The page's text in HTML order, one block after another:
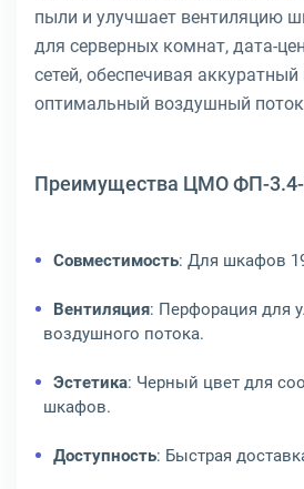
пыли и улучшает вентиляцию
для серверных комнат, дата-
сетей, обеспечивая аккуратный
оптимальный воздушный
Преимущества ЦМО ФП-
Совместимость: Для шкафов
Вентиляция: Перфорация для
воздушного потока.
Эстетика: Черный цвет для
шкафов.
Доступность: Быстрая